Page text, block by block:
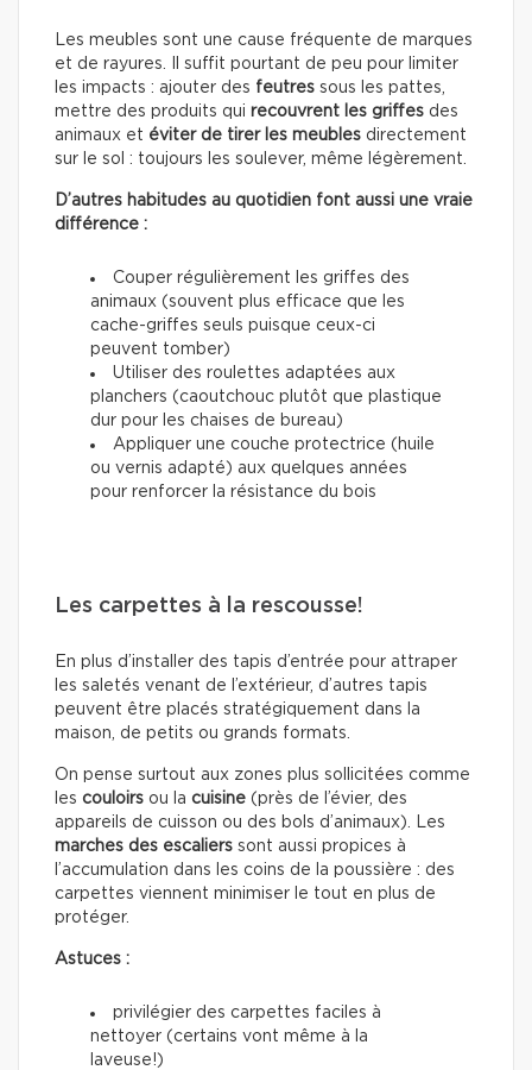
Les meubles sont une cause fréquente de marques
et de rayures. Il suffit pourtant de peu pour limiter
les impacts : ajouter des feutres sous les pattes,
mettre des produits qui recouvrent les griffes des
animaux et éviter de tirer les meubles directement
sur le sol : toujours les soulever, même légèrement.
D’autres habitudes au quotidien font aussi une vraie
différence :
Couper régulièrement les griffes des
animaux (souvent plus efficace que les
cache-griffes seuls puisque ceux-ci
peuvent tomber)
Utiliser des roulettes adaptées aux
planchers (caoutchouc plutôt que plastique
dur pour les chaises de bureau)
Appliquer une couche protectrice (huile
ou vernis adapté) aux quelques années
pour renforcer la résistance du bois
Les carpettes à la rescousse!
En plus d’installer des tapis d’entrée pour attraper
les saletés venant de l’extérieur, d’autres tapis
peuvent être placés stratégiquement dans la
maison, de petits ou grands formats.
On pense surtout aux zones plus sollicitées comme
les couloirs ou la cuisine (près de l’évier, des
appareils de cuisson ou des bols d’animaux). Les
marches des escaliers sont aussi propices à
l’accumulation dans les coins de la poussière : des
carpettes viennent minimiser le tout en plus de
protéger.
Astuces :
privilégier des carpettes faciles à
nettoyer (certains vont même à la
laveuse!)